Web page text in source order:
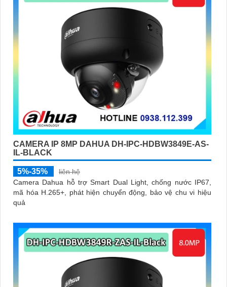
CAMERA IP 8MP DAHUA DH-IPC-HDBW3849E-AS-
IL-BLACK
5%-35%
liên hệ
Camera Dahua hỗ trợ Smart Dual Light, chống nước IP67,
mã hóa H.265+, phát hiện chuyển động, bảo vệ chu vi hiệu
quả